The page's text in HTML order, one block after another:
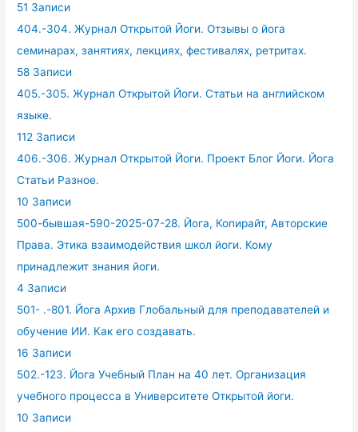
51 Записи
404.-304. Журнал Открытой Йоги. Отзывы о йога
семинарах, занятиях, лекциях, фестивалях, ретритах.
58 Записи
405.-305. Журнал Открытой Йоги. Статьи на английском
языке.
112 Записи
406.-306. Журнал Открытой Йоги. Проект Блог Йоги. Йога
Статьи Разное.
10 Записи
500-бывшая-590-2025-07-28. Йога, Копирайт, Авторские
Права. Этика взаимодействия школ йоги. Кому
принадлежит знания йоги.
4 Записи
501- .-801. Йога Архив Глобальный для преподавателей и
обучение ИИ. Как его создавать.
16 Записи
502.-123. Йога Учебный План на 40 лет. Организация
учебного процесса в Университете Открытой йоги.
10 Записи